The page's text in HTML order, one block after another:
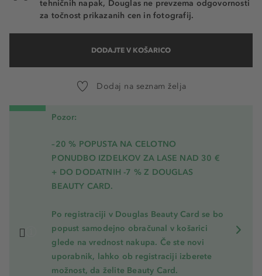
tehničnih napak, Douglas ne prevzema odgovornosti
za točnost prikazanih cen in fotografij.
DODAJTE V KOŠARICO
Dodaj na seznam želja
Pozor:
–20 % POPUSTA NA CELOTNO
PONUDBO IZDELKOV ZA LASE NAD 30 €
+ DO DODATNIH -7 % Z DOUGLAS
BEAUTY CARD.
Po registraciji v Douglas Beauty Card se bo
popust samodejno obračunal v košarici
glede na vrednost nakupa. Če ste novi
uporabnik, lahko ob registraciji izberete
možnost, da želite Beauty Card.